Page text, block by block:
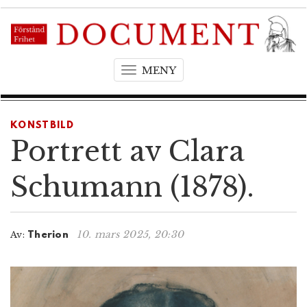
MENYT
g
l
e
n
v
g
t
i
KONSTBILD
Portrett av Clara
Schumann (1878).
Av: Therion 10. mars 2025, 20:30